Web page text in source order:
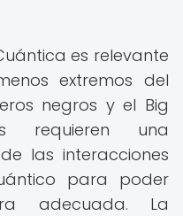
es relevante
extremos del
negros y el Big
requieren una
las interacciones
para poder
adecuada. La